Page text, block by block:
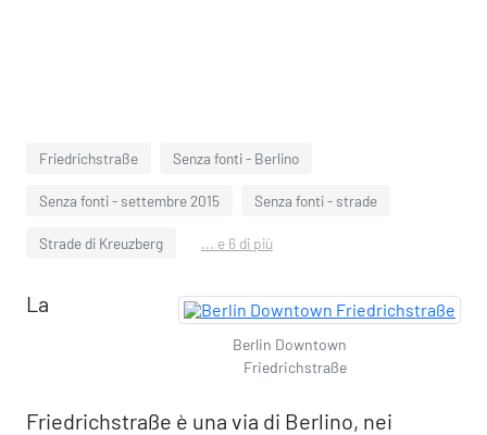
Friedrichstraße Senza fonti - Berlino
Senza fonti - settembre 2015 Senza fonti - strade
Strade di Kreuzberg ... e 6 di più
Berlin Downtown
Friedrichstraße
La
Friedrichstraße è una via di Berlino, nei